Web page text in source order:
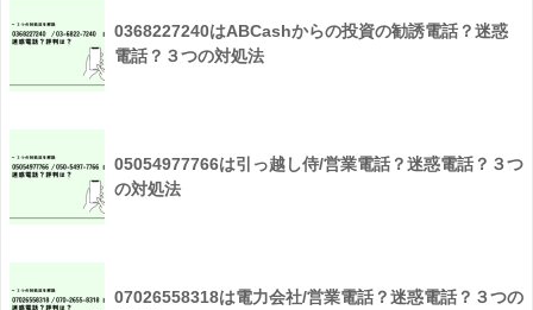
0368227240はABCashからの投資の勧誘電話？迷惑
電話？３つの対処法
05054977766は引っ越し侍/営業電話？迷惑電話？３つ
の対処法
07026558318は電力会社/営業電話？迷惑電話？３つの